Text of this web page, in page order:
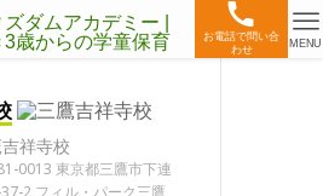
お電話で問い合
わせ
MENU
祥寺校
0013 東京都三鷹市下連
2 フィル・パーク三鷹